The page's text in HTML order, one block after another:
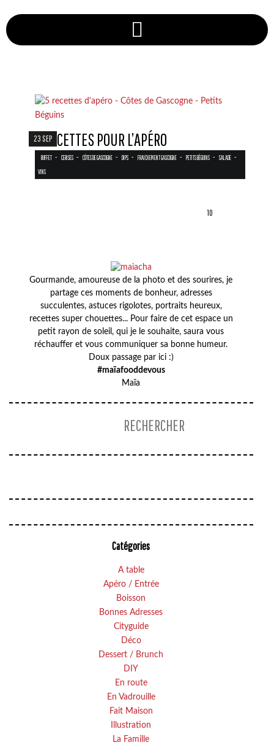
23 SEP
5 RECETTES POUR L’APÉRO
BUFFET - CERISES - CÔTES DE GASCOGNE - DIPS - FRAICHEMENT GASCOGNE - PETITS BÉGUINS - SALADE -
VINS
10
Gourmande, amoureuse de la photo et des sourires, je
partage ces moments de bonheur, adresses
succulentes, astuces rigolotes, portraits heureux,
recettes super chouettes... Pour faire de cet espace un
petit rayon de soleil, qui je le souhaite, saura vous
réchauffer et vous communiquer sa bonne humeur.
Doux passage par ici :)
#maïafooddevous
Maïa
Catégories
A table
Apéro / Entrée
Boisson
Bonnes Adresses
Cityguide
Déco
Dessert / Brunch
DIY
En route
En Vadrouille
Fait Maison
Illustration
La Famille